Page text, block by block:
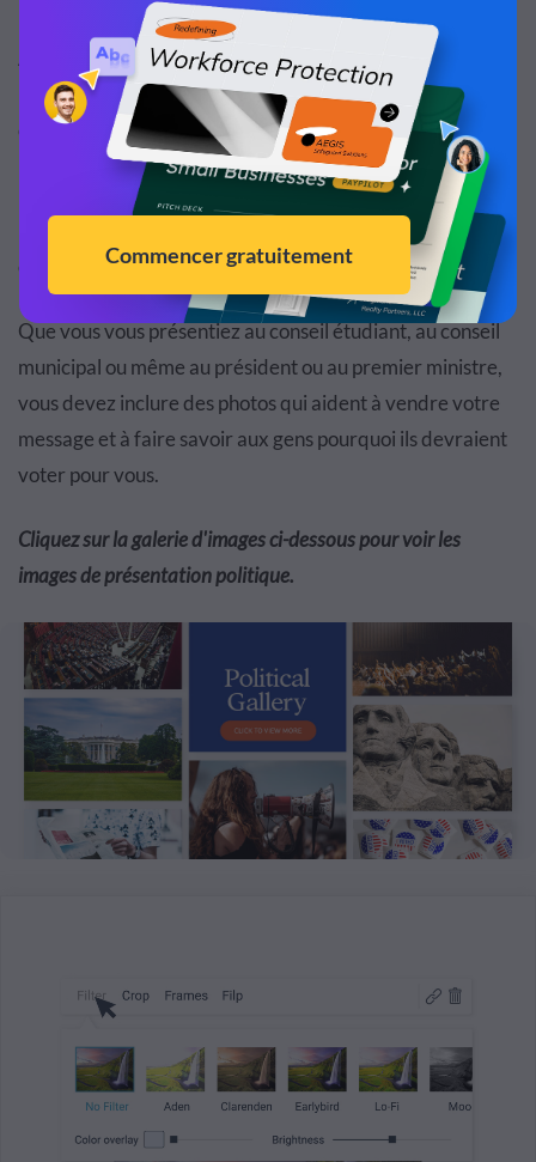
Aidez à rallier vos partisans en incluant des
photographies patriotiques aux côtés d'images qui
correspondent au message central de votre campagne.
Partagez des images de la zone que vous représentez
pour montrer votre amour pour votre quartier et
comment vous voulez le changer.
Que vous vous présentiez au conseil étudiant, au conseil
municipal ou même au président ou au premier ministre,
vous devez inclure des photos qui aident à vendre votre
message et à faire savoir aux gens pourquoi ils devraient
voter pour vous.
Cliquez sur la galerie d'images ci-dessous pour voir les
images de présentation politique.